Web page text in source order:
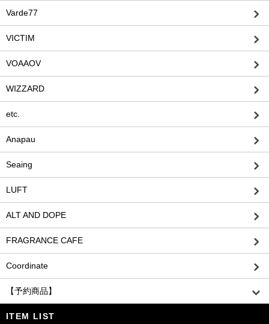
Varde77
VICTIM
VOAAOV
WIZZARD
etc.
Anapau
Seaing
LUFT
ALT AND DOPE
FRAGRANCE CAFE
Coordinate
【予約商品】
ITEM LIST